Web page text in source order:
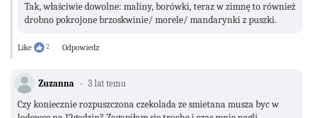
Tak, właściwie dowolne: maliny, borówki, teraz w zimnę to również
drobno pokrojone brzoskwinie/ morele/ mandarynki z puszki.
Like 2 Odpowiedz
Zuzanna 3 lat temu
Czy koniecznie rozpuszczona czekolada ze smietana musza byc w